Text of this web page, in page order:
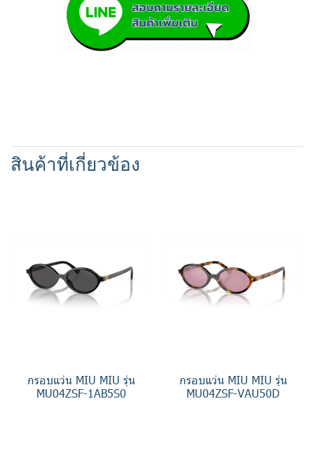
สินค้าที่เกี่ยวข้อง
กรอบแว่น MIU MIU รุ่น
MU04ZSF-1AB5S0
กรอบแว่น MIU MIU รุ่น
MU04ZSF-VAU50D